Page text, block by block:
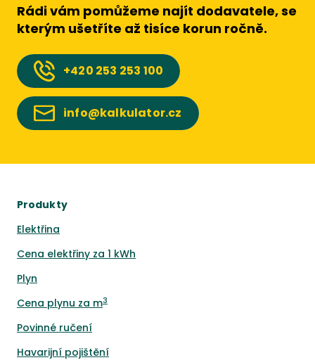
Rádi vám pomůžeme najít dodavatele, se
kterým ušetříte až tisíce korun ročně.
+420 253 253 100
info@kalkulator.cz
Produkty
Elektřina
Cena elektřiny za 1 kWh
Plyn
Cena plynu za m3
Povinné ručení
Havarijní pojištění